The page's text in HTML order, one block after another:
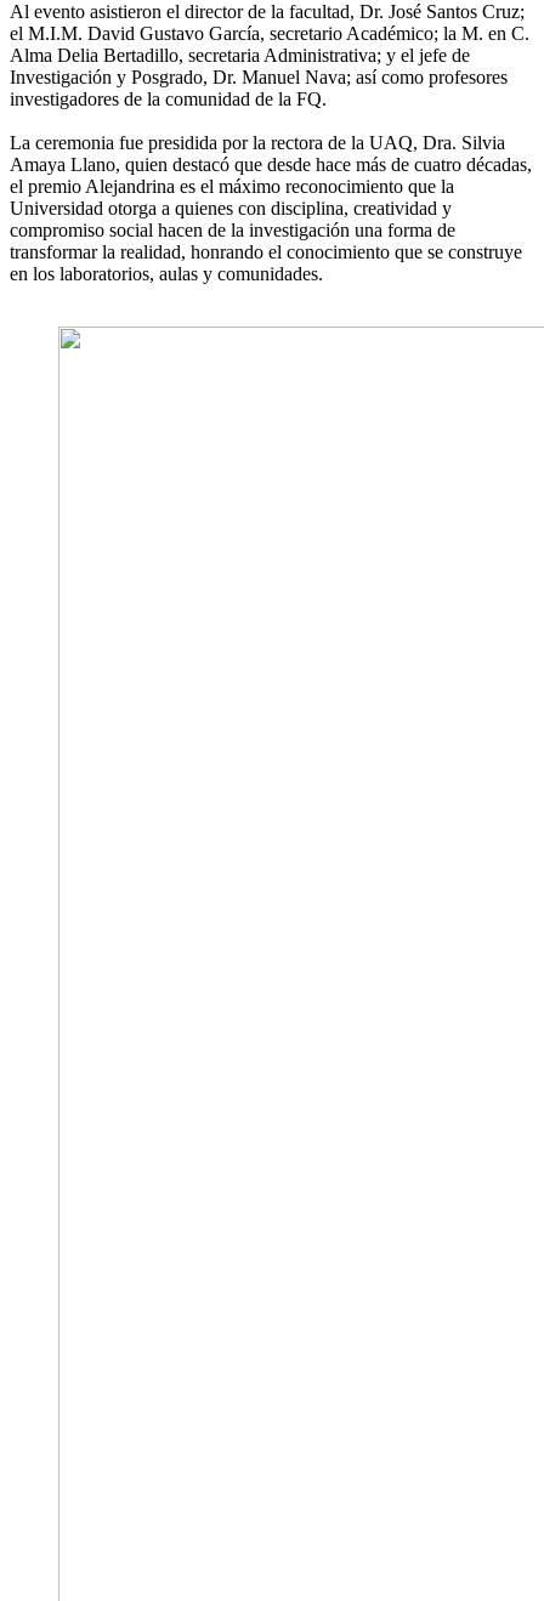
Al evento asistieron el director de la facultad, Dr. José Santos Cruz;
el M.I.M. David Gustavo García, secretario Académico; la M. en C.
Alma Delia Bertadillo, secretaria Administrativa; y el jefe de
Investigación y Posgrado, Dr. Manuel Nava; así como profesores
investigadores de la comunidad de la FQ.
La ceremonia fue presidida por la rectora de la UAQ, Dra. Silvia
Amaya Llano, quien destacó que desde hace más de cuatro décadas,
el premio Alejandrina es el máximo reconocimiento que la
Universidad otorga a quienes con disciplina, creatividad y
compromiso social hacen de la investigación una forma de
transformar la realidad, honrando el conocimiento que se construye
en los laboratorios, aulas y comunidades.